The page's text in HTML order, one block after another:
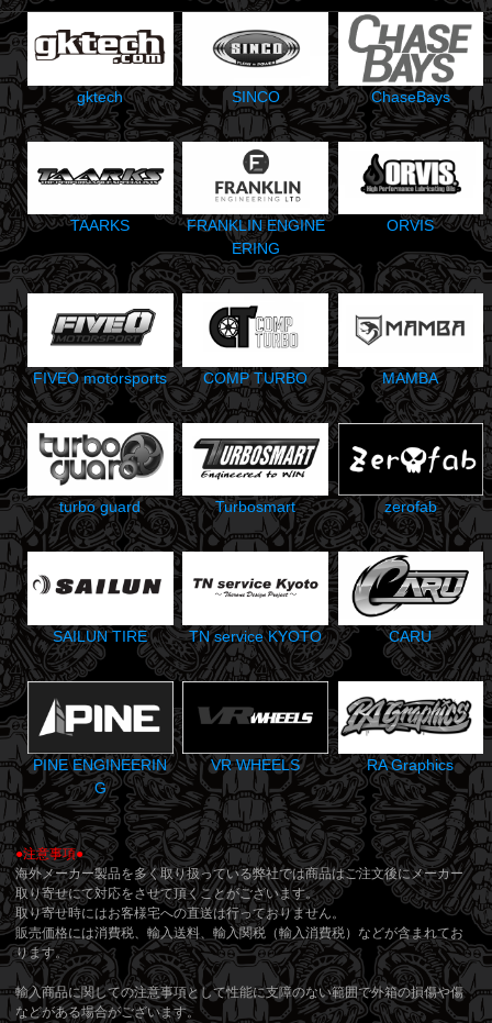
gktech SINCO ChaseBays
TAARKS
FRANKLIN ENGINE
ERING
ORVIS
FIVEO motorsports COMP TURBO MAMBA
turbo guard Turbosmart zerofab
SAILUN TIRE TN service KYOTO CARU
PINE ENGINEERIN
G
VR WHEELS RA Graphics
●注意事項●
海外メーカー製品を多く取り扱っている弊社では商品はご注文後にメーカー
取り寄せにて対応をさせて頂くことがございます。
取り寄せ時にはお客様宅への直送は行っておりません。
販売価格には消費税、輸入送料、輸入関税（輸入消費税）などが含まれてお
ります。
輸入商品に関しての注意事項として性能に支障のない範囲で外箱の損傷や傷
などがある場合がございます。